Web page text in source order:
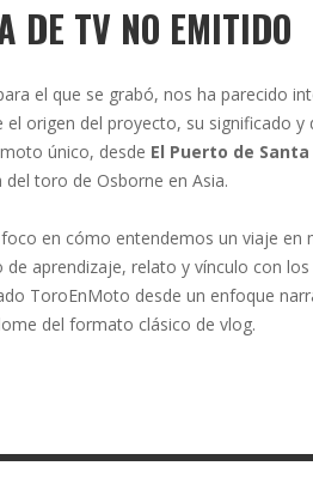
DE TV NO EMITIDO
el que se grabó, nos ha parecido
origen del proyecto, su significado y
único, desde El Puerto de
toro de Osborne en Asia.
en cómo entendemos un viaje en
aprendizaje, relato y vínculo con los
ToroEnMoto desde un enfoque
del formato clásico de vlog.